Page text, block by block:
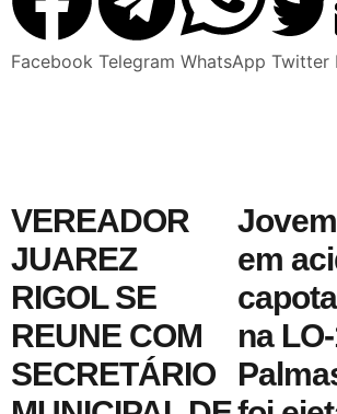
Facebook Telegram WhatsApp Twitter
VEREADOR
JUAREZ
RIGOL SE
REUNE COM
SECRETÁRIO
em
na